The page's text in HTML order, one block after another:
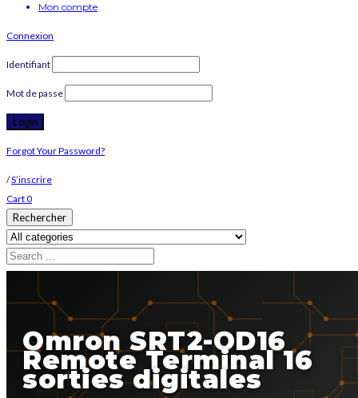
Mon compte
Connexion
Identifiant
Mot de passe
Forgot Your Password?
/S’inscrire
Cart0
Rechercher
Omron SRT2-OD16
Remote Terminal 16
sorties digitales